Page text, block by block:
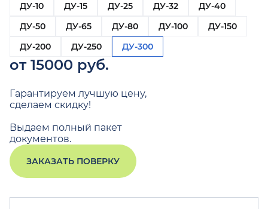
ДУ-10
ДУ-15 ДУ-25 ДУ-32
ДУ-40
ДУ-50
ДУ-65 ДУ-80 ДУ-100
ДУ-150
ДУ-200
ДУ-250 ДУ-300
от 15000 руб.
Гарантируем лучшую цену,
сделаем скидку!
Выдаем полный пакет
документов.
ЗАКАЗАТЬ ПОВЕРКУ